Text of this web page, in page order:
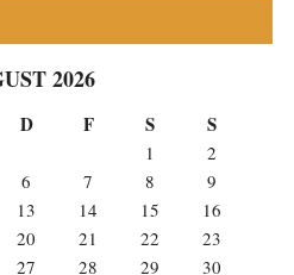
2026
D F S S
1
2
6 7 8
9
13 14 15
16
20 21 22
23
27 28 29 30